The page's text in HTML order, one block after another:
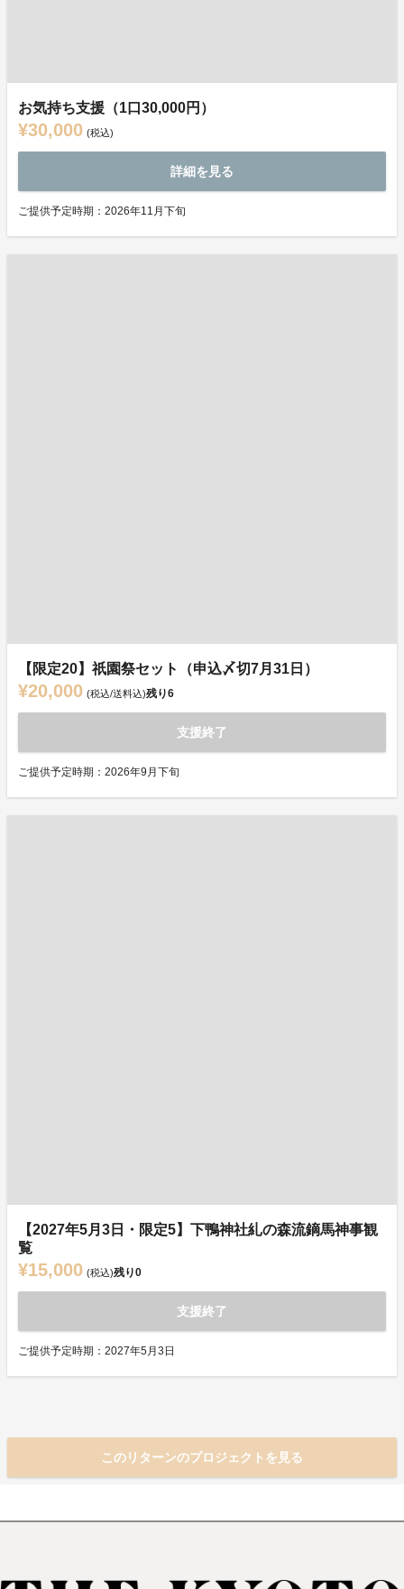
お気持ち支援（1口30,000円）
¥30,000 (税込)
詳細を見る
ご提供予定時期：2026年11月下旬
【限定20】祇園祭セット（申込〆切7月31日）
¥20,000 (税込/送料込)残り6
支援終了
ご提供予定時期：2026年9月下旬
【2027年5月3日・限定5】下鴨神社糺の森流鏑馬神事観
覧
¥15,000 (税込)残り0
支援終了
ご提供予定時期：2027年5月3日
このリターンのプロジェクトを見る